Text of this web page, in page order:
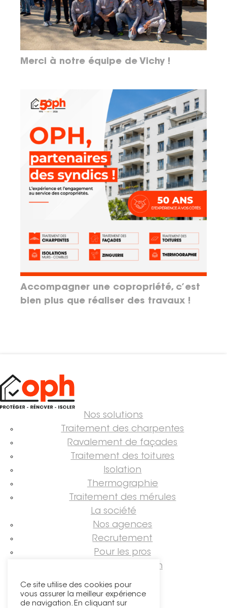
Merci à notre équipe de Vichy !
Accompagner une copropriété, c’est
bien plus que réaliser des travaux !
Nos solutions
Traitement des charpentes
Ravalement de façades
Traitement des toitures
Isolation
Thermographie
Traitement des mérules
La société
Nos agences
Recrutement
Pour les pros
Guide rénovation
Suivez-nous !
Ce site utilise des cookies pour
vous assurer la meilleur expérience
de navigation. En cliquant sur